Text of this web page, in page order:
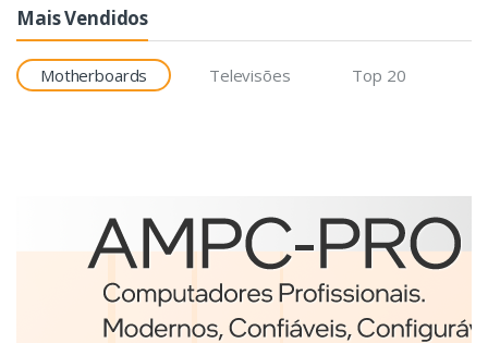
Mais Vendidos
Motherboards Televisões Top 20
Etiquetas
Brother BCS-1J074102-121
etiqueta para impressão
Branco
€98,75